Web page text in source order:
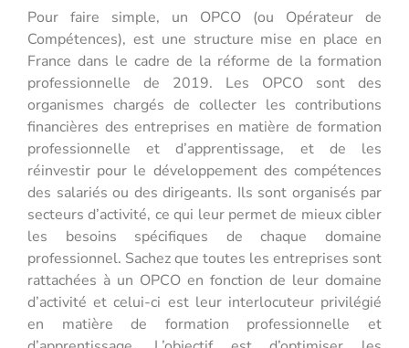
Pour faire simple, un OPCO (ou Opérateur de
Compétences), est une structure mise en place en
France dans le cadre de la réforme de la formation
professionnelle de 2019. Les OPCO sont des
organismes chargés de collecter les contributions
financières des entreprises en matière de formation
professionnelle et d’apprentissage, et de les
réinvestir pour le développement des compétences
des salariés ou des dirigeants. Ils sont organisés par
secteurs d’activité, ce qui leur permet de mieux cibler
les besoins spécifiques de chaque domaine
professionnel. Sachez que toutes les entreprises sont
rattachées à un OPCO en fonction de leur domaine
d’activité et celui-ci est leur interlocuteur privilégié
en matière de formation professionnelle et